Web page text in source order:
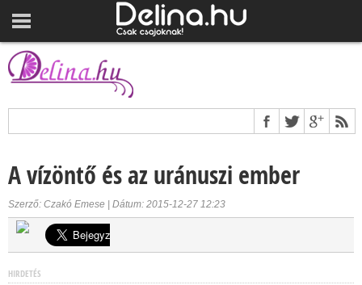
A vízöntő és az uránuszi ember
Szerző: Czakó Emese | Dátum: 2015-12-27 12:23
HIRDETÉS